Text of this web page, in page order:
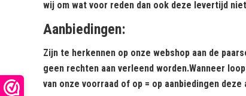
wij om wat voor reden dan ook deze levertijd
Aanbiedingen:
Zijn te herkennen op onze webshop aan de
geen rechten aan verleend worden.Wanneer
van onze voorraad of op = op aanbiedingen